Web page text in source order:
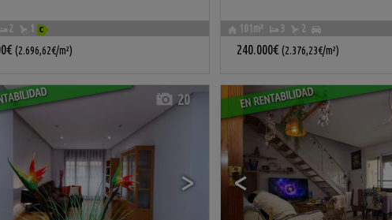
2 1
(2.696,62€/m²)
101m² 3 2
240.000€ (2.376,23€/m²)
>
20 EN RENTABILIDAD
<